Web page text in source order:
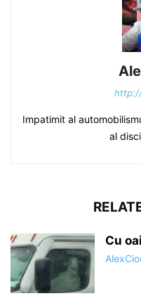
Impatimit al
al
Cu